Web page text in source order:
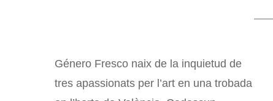
Género Fresco naix de la inquietud de
tres apassionats per l’art en una trobada